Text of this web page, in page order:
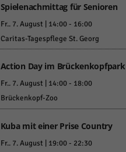
Spielenachmittag für Senioren
Fr.. 7. August | 14:00- 16:00
Caritas-Tagespflege St. Georg
Action Day im Brückenkopfpark
Fr.. 7. August | 14:00- 18:00
Brückenkopf-Zoo
Kuba mit einer Prise Country
Fr.. 7. August | 19:00- 22:30